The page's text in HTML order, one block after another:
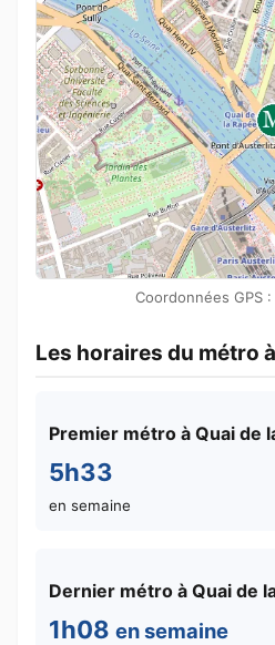
Coordonnées GPS
Les horaires du métro
Premier métro à Quai de
5h33
en semaine
Dernier métro à Quai de
1h08 en semaine